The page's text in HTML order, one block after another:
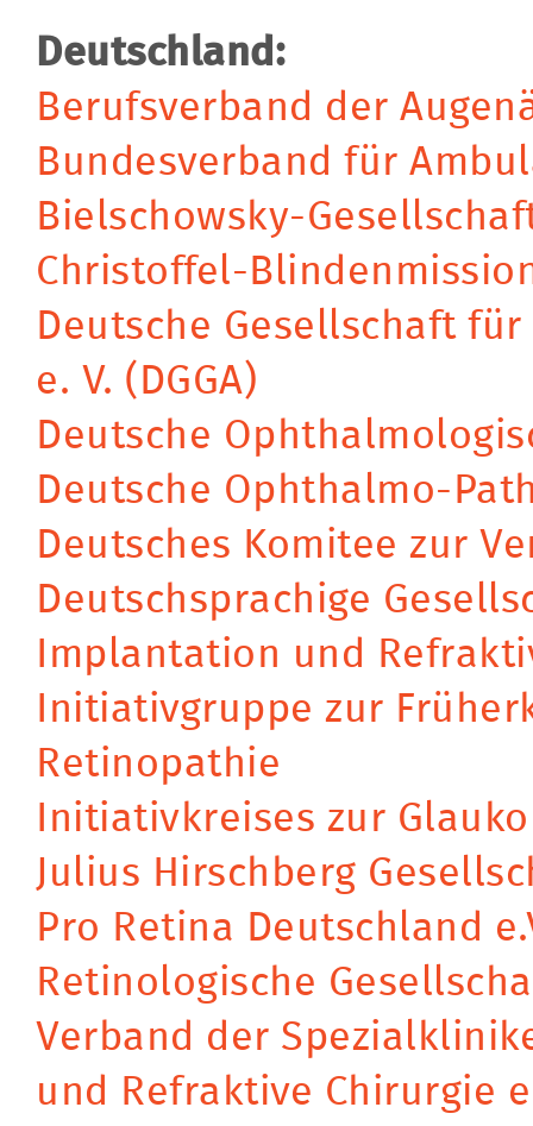
Deutschland:
Berufsverband der
Bundesverband für
Bielschowsky-
Christoffel-
Deutsche Gesellschaft
e. V. (DGGA)
Deutsche
Deutsche Ophthalmo-
Deutsches Komitee zur
Deutschsprachige
Implantation und
Initiativgruppe zur
Retinopathie
Initiativkreises zur
Julius Hirschberg
Pro Retina Deutschland
Retinologische
Verband der
und Refraktive Chirurgie